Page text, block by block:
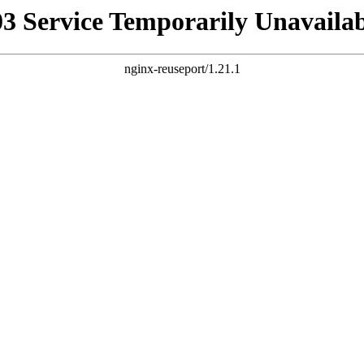
Service Temporarily
nginx-reuseport/1.21.1